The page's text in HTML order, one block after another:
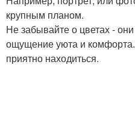
крупным планом.
Не забывайте о цветах -
ощущение уюта и
приятно находиться.